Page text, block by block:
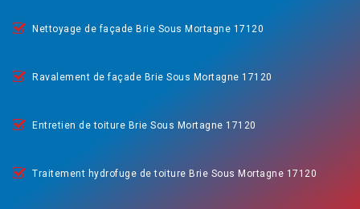
Nettoyage de façade Brie Sous Mortagne 17120
Ravalement de façade Brie Sous Mortagne 17120
Entretien de toiture Brie Sous Mortagne 17120
Traitement hydrofuge de toiture Brie Sous Mortagne 17120